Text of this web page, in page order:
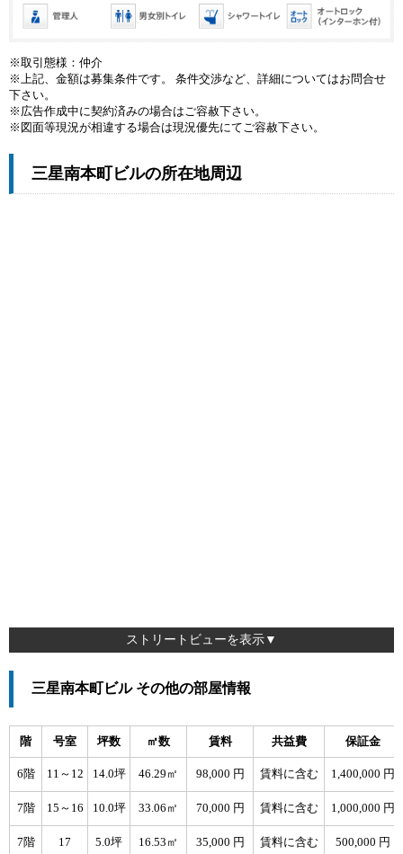
※取引態様：仲介
※上記、金額は募集条件です。 条件交渉など、詳細についてはお問合せ
下さい。
※広告作成中に契約済みの場合はご容赦下さい。
※図面等現況が相違する場合は現況優先にてご容赦下さい。
三星南本町ビルの所在地周辺
ストリートビューを表示▼
三星南本町ビル その他の部屋情報
階 号室 坪数 ㎡数 賃料 共益費 保証金
6階 11～12 14.0坪 46.29㎡ 98,000 円 賃料に含む 1,400,000 円
7階 15～16 10.0坪 33.06㎡ 70,000 円 賃料に含む 1,000,000 円
7階 17 5.0坪 16.53㎡ 35,000 円 賃料に含む 500,000 円